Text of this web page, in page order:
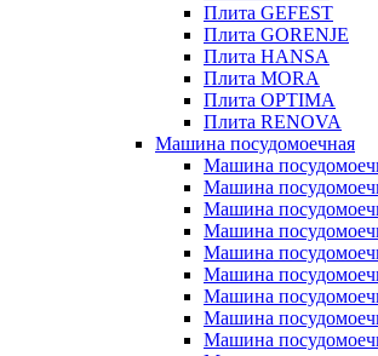
Плита GEFEST
Плита GORENJE
Плита HANSA
Плита MORA
Плита OPTIMA
Плита RENOVA
Машина посудомоечная
Машина
Машина
Машина
Машина
Машина
Машина
Машина
Машина
Машина